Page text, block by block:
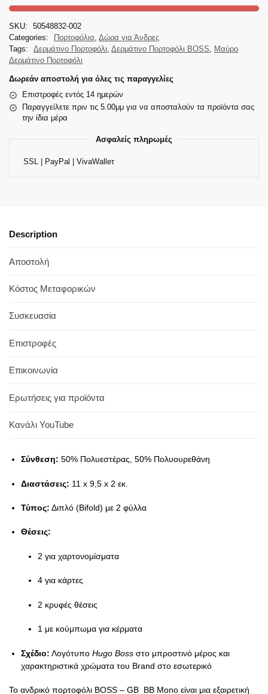
SKU:
50548832-002
Categories:
Πορτοφόλια, Δώρα για Άνδρες
Tags:
Δερμάτινο Πορτοφόλι, Δερμάτινο Πορτοφόλι BOSS, Μαύρο
Δερμάτινο Πορτοφόλι
Δωρεάν αποστολή για όλες τις παραγγελίες
Επιστροφές εντός 14 ημερών
Παραγγείλετε πριν τις 5.00μμ για να αποσταλούν τα προϊόντα σας
την ίδια μέρα
Ασφαλείς πληρωμές
SSL | PayPal | VivaWalleτ
Description
Αποστολή
Κόστος Μεταφορικών
Συσκευασία
Επιστροφές
Επικοινωνία
Ερωτήσεις για προϊόντα
Κανάλι YouTube
Σύνθεση: 50% Πολυεστέρας, 50% Πολυουρεθάνη
Διαστάσεις: 11 x 9,5 x 2 εκ.
Τύπος: Διπλό (Bifold) με 2 φύλλα
Θέσεις:
2 για χαρτονομίσματα
4 για κάρτες
2 κρυφές θέσεις
1 με κούμπωμα για κέρματα
Σχέδιο: Λογότυπο Hugo Boss στο μπροστινό μέρος και
χαρακτηριστικά χρώματα του Brand στο εσωτερικό
Το ανδρικό πορτοφόλι BOSS – GB_BB Mono είναι μια εξαιρετική